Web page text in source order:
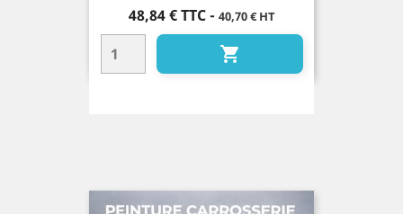
Prix
48,84 € TTC- 40,70 € HT
